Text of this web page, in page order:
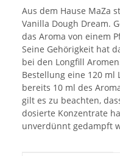
Aus dem Hause MaZa
Vanilla Dough Dream.
das Aroma von einem
Seine Gehörigkeit hat
bei den Longfill
Bestellung eine 120
bereits 10 ml des
gilt es zu beachten,
dosierte Konzentrate
unverdünnt gedampft